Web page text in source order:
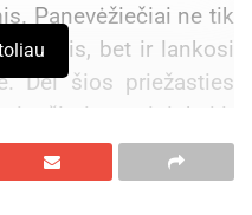
Panevėžiečiai ne tik
bet ir lankosi
Dėl šios priežasties
sportininkai ir
infrastruktūra.